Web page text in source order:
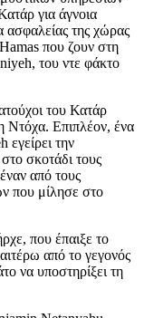
για άγνοια
ασφαλείας της χώρας
που ζουν στη
του ντε φάκτο
του Κατάρ
Ντόχα. Επιπλέον, ένα
εγείρει την
σκοτάδι τους
από τους
που μίλησε στο
που έπαιξε το
από το γεγονός
να υποστηρίξει τη